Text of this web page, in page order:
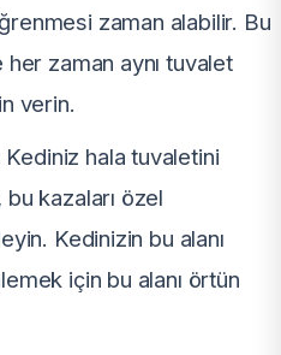
zaman alabilir. Bu
her zaman aynı tuvalet
verin.
Kediniz hala tuvaletini
bu kazaları özel
Kedinizin bu alanı
için bu alanı örtün